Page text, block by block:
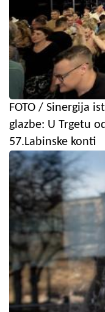
FOTO / Sinergija
glazbe: U Trgetu
57.Labinske konti